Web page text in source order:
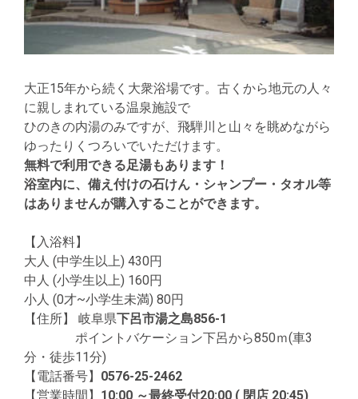
大正15年から続く大衆浴場です。古くから地元の人々
に親しまれている温泉施設で
ひのきの内湯のみですが、飛騨川と山々を眺めながら
ゆったりくつろいでいただけます。
無料で利用できる足湯もあります！
浴室内に、備え付けの石けん・シャンプー・タオル等
はありませんが購入することができます。
【入浴料】
大人 (中学生以上) 430円
中人 (小学生以上) 160円
小人 (0才~小学生未満) 80円
【住所】 岐阜県下呂市湯之島856-1
ポイントバケーション下呂から850ｍ(車3
分・徒歩11分)
【電話番号】 0576-25-2462
【営業時間】 10:00 ～最終受付20:00 ( 閉店 20:45)